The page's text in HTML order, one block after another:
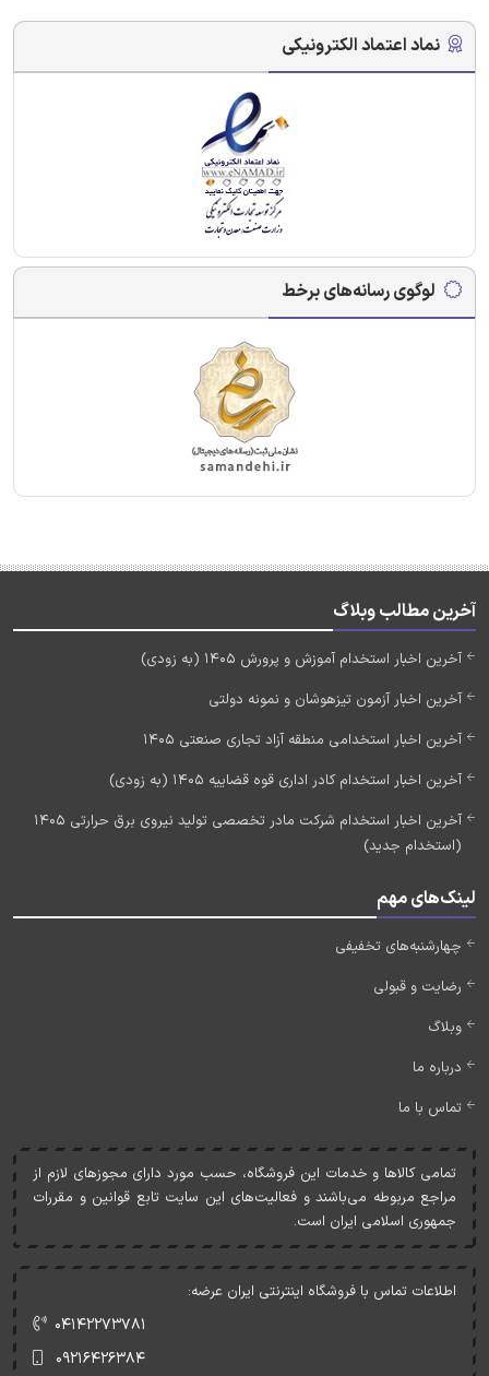
نماد اعتماد الکترونیکی
لوگوی رسانه‌های برخط
آخرین مطالب وبلاگ
آخرین اخبار استخدام آموزش و پرورش 1405 (به زودی)
آخرین اخبار آزمون تیزهوشان و نمونه دولتی
آخرین اخبار استخدامی منطقه آزاد تجاری صنعتی 1405
آخرین اخبار استخدام کادر اداری قوه قضاییه 1405 (به زودی)
آخرین اخبار استخدام شرکت مادر تخصصی تولید نیروی برق حرارتی 1405
(استخدام جدید)
لینک‌های مهم
چهارشنبه‌های تخفیفی
رضایت و قبولی
وبلاگ
درباره ما
تماس با ما
تمامی کالاها و خدمات اين فروشگاه، حسب مورد دارای مجوزهای لازم از
مراجع مربوطه می‌باشند و فعاليت‌های اين سايت تابع قوانين و مقررات
جمهوری اسلامی ايران است.
اطلاعات تماس با فروشگاه اینترنتی ایران عرضه:
۰۴۱۴۲۲۷۳۷۸۱
۰۹۲۱۶۴۲۶۳۸۴